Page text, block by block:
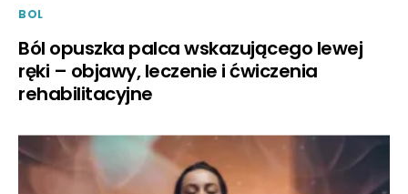
BOL
Ból opuszka palca wskazującego lewej
ręki – objawy, leczenie i ćwiczenia
rehabilitacyjne